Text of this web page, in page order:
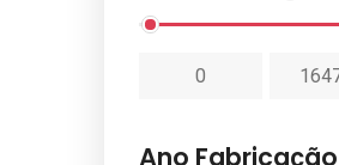
Ano Fabricação